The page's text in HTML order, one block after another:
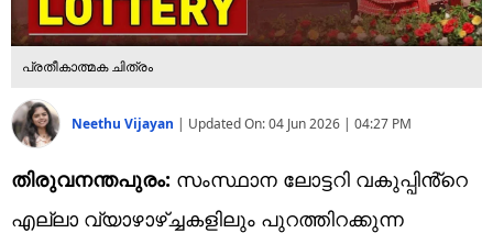
പ്രതീകാത്മക ചിത്രം
Neethu Vijayan | Updated On:04 Jun 2026 | 04:27 PM
തിരുവനന്തപുരം: സംസ്ഥാന ലോട്ടറി വകുപ്പിൻ്റെ
എല്ലാ വ്യാഴാഴ്ച്ചകളിലും പുറത്തിറക്കുന്ന